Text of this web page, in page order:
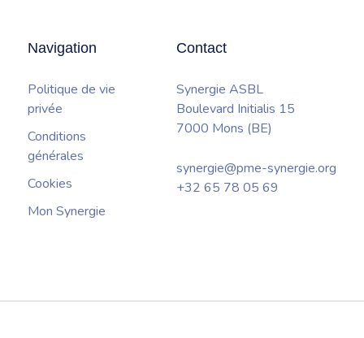
Navigation
Politique de vie
privée
Conditions
générales
Cookies
Mon Synergie
Contact
Synergie ASBL
Boulevard Initialis 15
7000 Mons (BE)
synergie@pme-synergie.org
+32 65 78 05 69